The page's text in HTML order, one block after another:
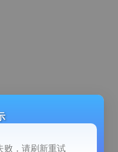
败，请刷新重试